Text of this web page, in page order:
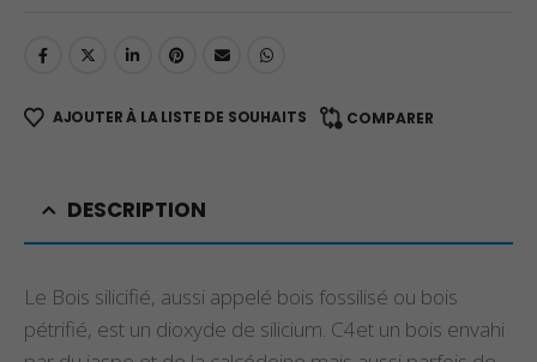
AJOUTER À LA LISTE DE SOUHAITS COMPARER
DESCRIPTION
Le Bois silicifié, aussi appelé bois fossilisé ou bois
pétrifié, est un dioxyde de silicium. C4et un bois envahi